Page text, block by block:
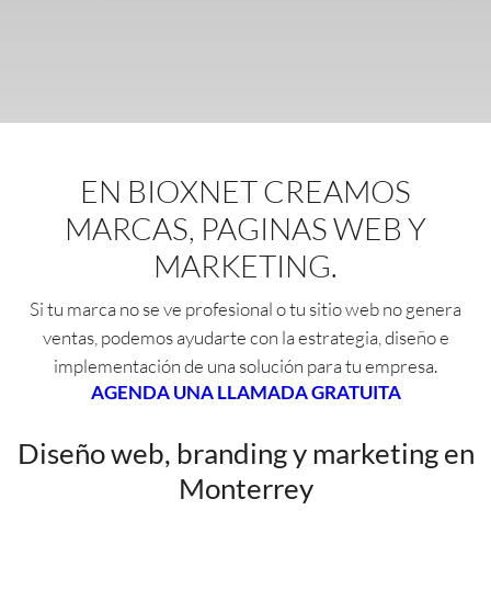
EN BIOXNET CREAMOS
MARCAS, PAGINAS WEB Y
MARKETING.
Si tu marca no se ve profesional o tu sitio web no genera
ventas, podemos ayudarte con la estrategia, diseño e
implementación de una solución para tu empresa.
AGENDA UNA LLAMADA GRATUITA
Diseño web, branding y marketing en
Monterrey